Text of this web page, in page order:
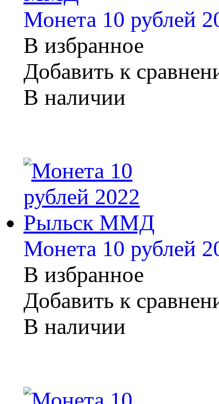
Монета 10 рублей
В избранное
Добавить к
В наличии
Монета 10 рублей
В избранное
Добавить к
В наличии